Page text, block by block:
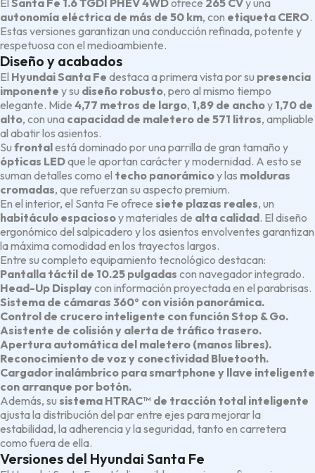
El Santa Fe 1.6 TGDI PHEV 4WDofrece 265 CVy una
autonomía eléctrica de más de 50 km, con etiqueta CERO.
Estas versiones garantizan una conducción refinada, potente y
respetuosa con el medioambiente.
Diseño y acabados
El Hyundai Santa Fe destaca a primera vista por su presencia
imponente y su diseño robusto, pero al mismo tiempo
elegante. Mide 4,77 metros de largo, 1,89 de anchoy 1,70 de
alto, con una capacidad de maletero de 571 litros, ampliable
al abatir los asientos.
Su frontalestá dominado por una parrilla de gran tamaño y
ópticas LEDque le aportan carácter y modernidad. A esto se
suman detalles como el techo panorámicoy las molduras
cromadas, que refuerzan su aspecto premium.
En el interior, el Santa Fe ofrece siete plazas reales, un
habitáculo espaciosoy materiales de alta calidad. El diseño
ergonómico del salpicadero y los asientos envolventes garantizan
la máxima comodidad en los trayectos largos.
Entre su completo equipamiento tecnológico destacan:
Pantalla táctil de 10.25 pulgadas con navegador integrado.
Head-Up Displaycon información proyectada en el parabrisas.
Sistema de cámaras 360º con visión panorámica.
Control de crucero inteligente con función Stop & Go.
Asistente de colisión y alerta de tráfico trasero.
Apertura automática del maletero (manos libres).
Reconocimiento de voz y conectividad Bluetooth.
Cargador inalámbrico para smartphone y llave inteligente
con arranque por botón.
Además, su sistema HTRAC™ de tracción total inteligente
ajusta la distribución del par entre ejes para mejorar la
estabilidad, la adherencia y la seguridad, tanto en carretera
como fuera de ella.
Versiones del Hyundai Santa Fe